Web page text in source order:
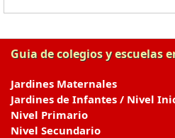
Guia de colegios y escuelas
Jardines Maternales
Jardines de Infantes / Nivel
Nivel Primario
Nivel Secundario